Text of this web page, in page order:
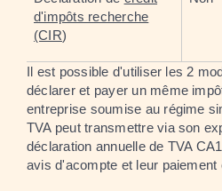
d'impôts recherche
(CIR)
Il est possible d'utiliser les 2
déclarer et payer un même
entreprise soumise au régime
TVA peut transmettre via son
déclaration annuelle de TVA
avis d'acompte et leur paiement